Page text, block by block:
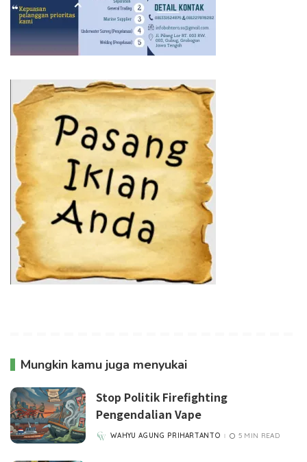
Mungkin kamu juga menyukai
Stop Politik Firefighting
Pengendalian Vape
POSTED
WAHYU AGUNG PRIHARTANTO 5 MIN READ